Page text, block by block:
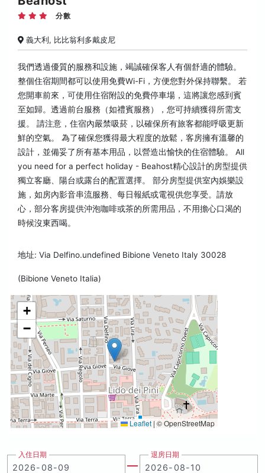
分數
義大利, 比比翁利多戴皮尼
我們透過優質的服務和設施，竭誠確保客人有個舒適的體驗。
整個住宿期間都可以使用免費Wi-Fi，方便您對外保持聯繫。 若
您開車前來，可使用住宿附設的免費停車場，這將讓您感到賓
至如歸。透過前台服務（如禮賓服務），您可持續獲得所需支
援。 請注意，住宿內嚴禁吸菸，以確保所有旅客都能呼吸更新
鮮的空氣。 為了確保您獲得最大程度的放鬆，客房擁有溫馨的
設計，並備妥了所有基本用品，以營造出愉快的住宿體驗。 All
you need for a perfect holiday - Beahost精心設計的房型提供
獨立客廳、陽台或露台的配置選擇。 部分房型提供室內娛樂設
施，如房內影音串流服務、每日報紙或電視供您享受。請放
心，部分客房提供沖泡咖啡或茶的所需用品，不用擔心口渴的
時候沒東西喝。
地址: Via Delfino.undefined Bibione Veneto Italy 30028
(Bibione Veneto Italia)
+
−
Leaflet |© OpenStreetMap
入住日期 退房日期